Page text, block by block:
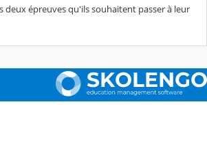
deux épreuves qu'ils souhaitent passer à leur